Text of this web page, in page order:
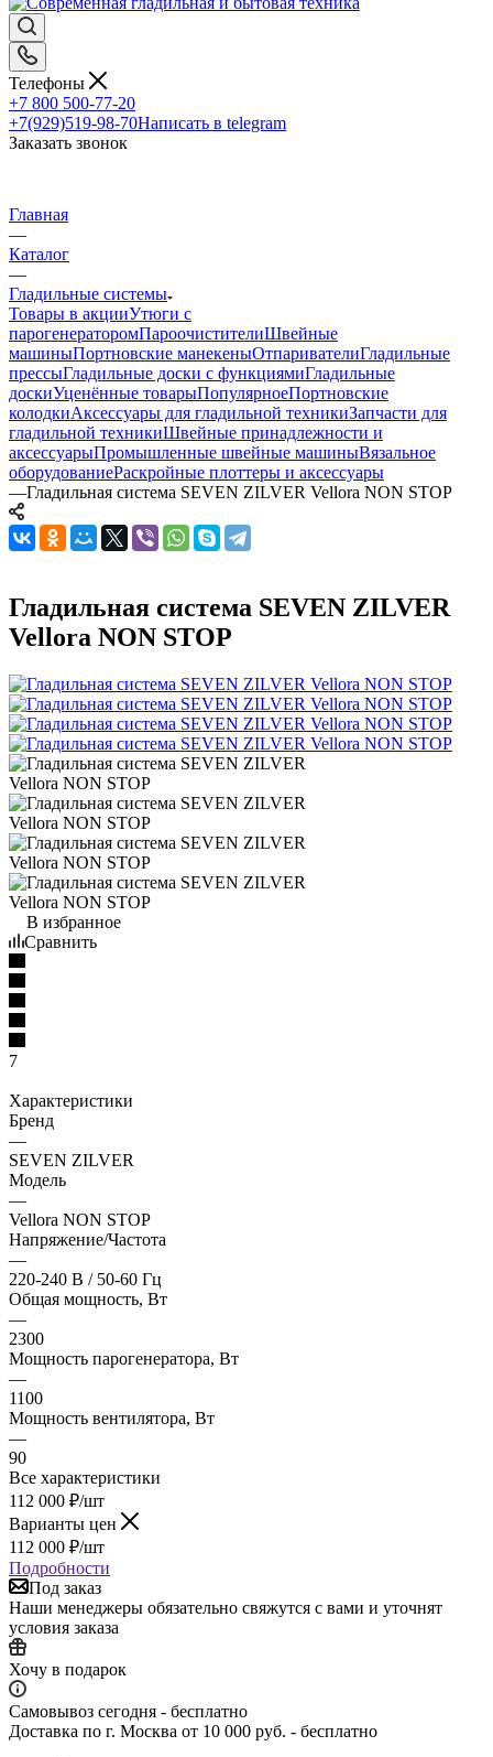
Телефоны
+7 800 500-77-20
+7(929)519-98-70Написать в telegram
Заказать звонок
Главная
—
Каталог
—
Гладильные системы
Товары в акцииУтюги с
парогенераторомПароочистителиШвейные
машиныПортновские манекеныОтпаривателиГладильные
прессыГладильные доски с функциямиГладильные
доскиУценённые товарыПопулярноеПортновские
колодкиАксессуары для гладильной техникиЗапчасти для
гладильной техникиШвейные принадлежности и
аксессуарыПромышленные швейные машиныВязальное
оборудованиеРаскройные плоттеры и аксессуары
—Гладильная система SEVEN ZILVER Vellora NON STOP
Гладильная система SEVEN ZILVER
Vellora NON STOP
В избранное
Сравнить
7
Характеристики
Бренд
—
SEVEN ZILVER
Модель
—
Vellora NON STOP
Напряжение/Частота
—
220-240 В / 50-60 Гц
Общая мощность, Вт
—
2300
Мощность парогенератора, Вт
—
1100
Мощность вентилятора, Вт
—
90
Все характеристики
112 000 ₽/шт
Варианты цен
112 000 ₽/шт
Подробности
Под заказ
Наши менеджеры обязательно свяжутся с вами и уточнят
условия заказа
Хочу в подарок
Самовывоз сегодня - бесплатно
Доставка по г. Москва от 10 000 руб. - бесплатно